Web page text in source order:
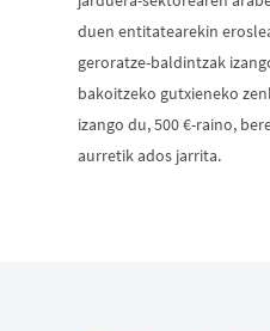
duen entitatearekin
geroratze-baldintzak
bakoitzeko gutxieneko
izango du, 500 €-raino,
aurretik ados jarrita.